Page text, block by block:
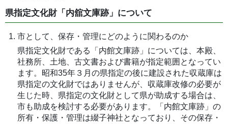
県指定文化財「内舘文庫跡」について
市として、保存・管理にどのように関わるのか
県指定文化財である「内館文庫跡」については、本殿、
社務所、土地、古文書および書籍が指定範囲となってい
ます。昭和35年３月の県指定の後に建設された収蔵庫は
県指定の文化財ではありませんが、収蔵庫改修の必要が
生じた時、県指定の文化財として県が助成する場合は、
市も助成を検討する必要があります。「内館文庫跡」の
所有・保護・管理は綴子神社となっており、その保存・